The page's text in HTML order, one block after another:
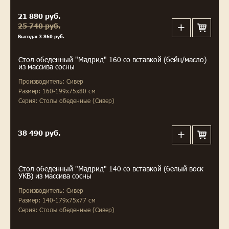
21 880 руб.
25 740 руб.
Выгода: 3 860 руб.
Стол обеденный "Мадрид" 160 со вставкой (бейц/масло)
из массива сосны
Производитель: Сивер
Размер: 160-199x75x80 см
Серия: Столы обеденные (Сивер)
38 490 руб.
Стол обеденный "Мадрид" 140 со вставкой (белый воск
УКВ) из массива сосны
Производитель: Сивер
Размер: 140-179x75x77 см
Серия: Столы обеденные (Сивер)